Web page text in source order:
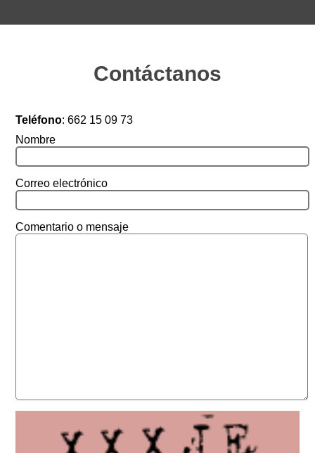
Contáctanos
Teléfono:662 15 09 73
Nombre
Correo electrónico
Comentario o mensaje